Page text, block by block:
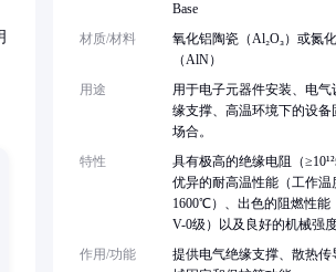
Base
材质/材料
氧化铝陶瓷（Al₂O₃）或氮
（AlN）
用途
用于电子元器件安装、电气
缘支撑、高温环境下的设备
场合。
特性
具有极高的绝缘电阻（
优异的耐高温性能（工作温
1600℃）、出色的阻燃性能
V-0级）以及良好的机械强度
作用/功能
提供电气绝缘支撑、散热传